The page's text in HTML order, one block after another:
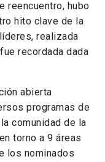
reencuentro, hubo
hito clave de la
realizada
recordada dada
abierta
programas de
comunidad de la
torno a 9 áreas
los nominados